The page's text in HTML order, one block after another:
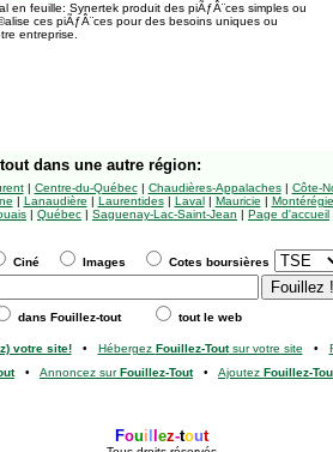
en feuille: Synertek produit des piÃƒÂ¨ces simples ou
ces piÃƒÂ¨ces pour des besoins uniques ou
entreprise.
dans une autre région:
| Centre-du-Québec| Chaudières-Appalaches| Côte-
| Lanaudière | Laurentides| Laval| Mauricie | Montérégie
| Québec | Saguenay-Lac-Saint-Jean | Page d'accueil
Ciné Images Cotes boursières
dans Fouillez-tout tout le web
votre site!• Hébergez Fouillez-Toutsur votre site •
• Annoncez surFouillez-Tout• Ajoutez Fouillez-
Foui ez-tout